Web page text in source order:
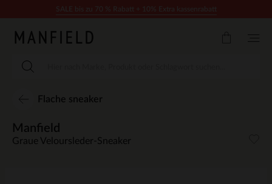
Flache sneaker
Manfield
Graue Veloursleder-Sneaker